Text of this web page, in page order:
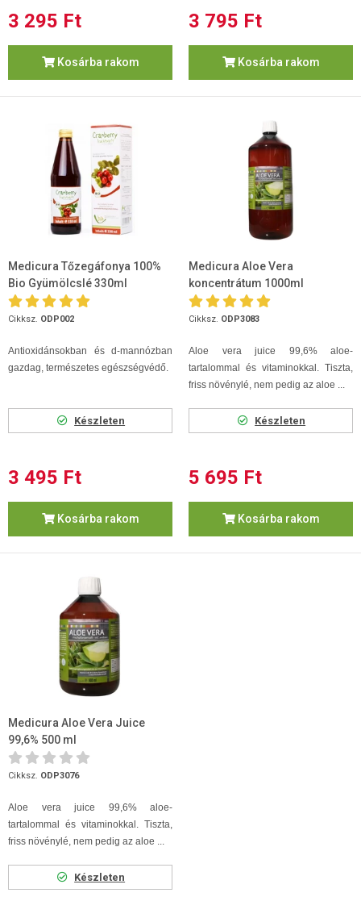
3 295 Ft
Kosárba rakom
3 795 Ft
Kosárba rakom
Medicura Tőzegáfonya 100%
Bio Gyümölcslé 330ml
Cikksz. ODP002
Antioxidánsokban és d-mannózban
gazdag, természetes egészségvédő.
Készleten
3 495 Ft
Kosárba rakom
Medicura Aloe Vera
koncentrátum 1000ml
Cikksz. ODP3083
Aloe vera juice 99,6% aloe-
tartalommal és vitaminokkal. Tiszta,
friss növénylé, nem pedig az aloe ...
Készleten
5 695 Ft
Kosárba rakom
Medicura Aloe Vera Juice
99,6% 500 ml
Cikksz. ODP3076
Aloe vera juice 99,6% aloe-
tartalommal és vitaminokkal. Tiszta,
friss növénylé, nem pedig az aloe ...
Készleten